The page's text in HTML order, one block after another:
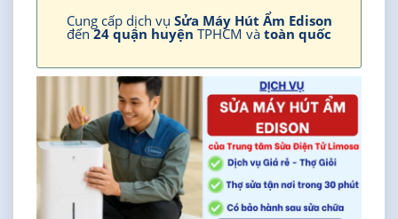
Cung cấp dịch vụ Sửa Máy Hút Ẩm Edison
đến24 quận huyện TPHCM và toàn quốc